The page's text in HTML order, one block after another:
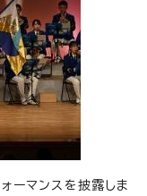
ーマンスを披露しま